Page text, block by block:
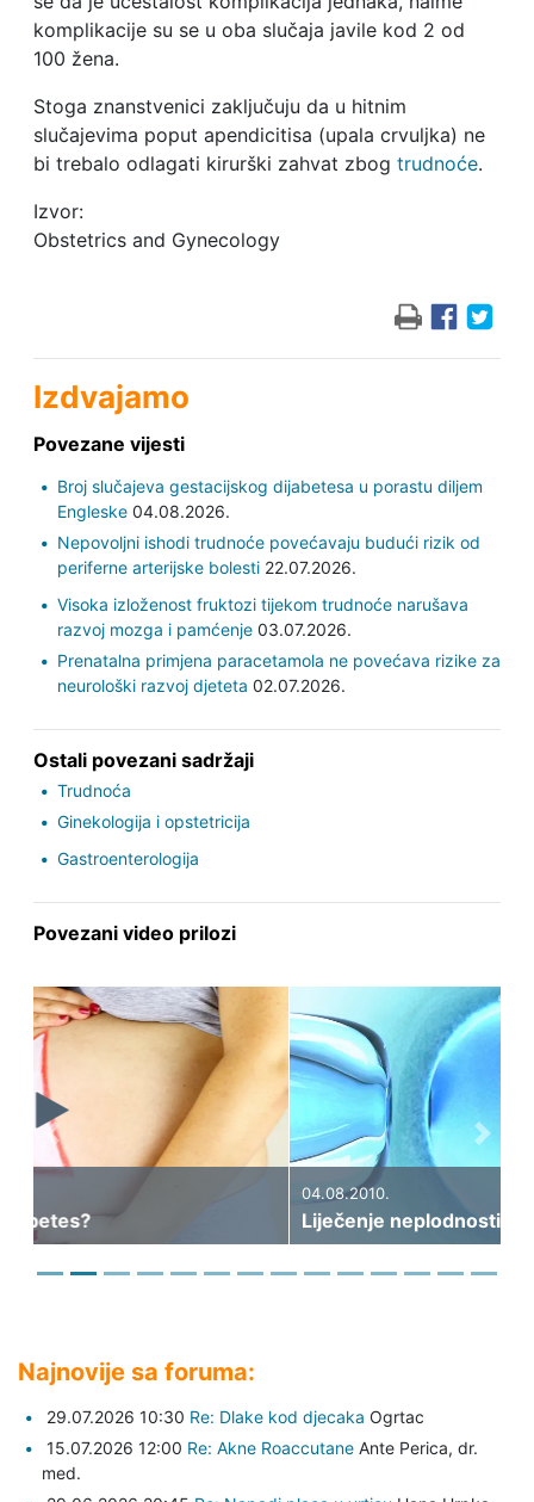
komplikacije su se u oba slučaja javile kod 2 od
100 žena.
Stoga znanstvenici zaključuju da u hitnim
slučajevima poput apendicitisa (upala crvuljka) ne
bi trebalo odlagati kirurški zahvat zbog trudnoće.
Izvor:
Obstetrics and Gynecology
Izdvajamo
Povezane vijesti
Broj slučajeva gestacijskog dijabetesa u porastu diljem
Engleske04.08.2026.
Nepovoljni ishodi trudnoće povećavaju budući rizik od
periferne arterijske bolesti22.07.2026.
Visoka izloženost fruktozi tijekom trudnoće narušava
razvoj mozga i pamćenje03.07.2026.
Prenatalna primjena paracetamola ne povećava rizike za
neurološki razvoj djeteta 02.07.2026.
Ostali povezani sadržaji
Trudnoća
Ginekologija i opstetricija
Gastroenterologija
Povezani video prilozi
Liječenje neplodnosti - II dio
Previous Next
Najnovije sa foruma:
29.07.2026 10:30 Re: Dlake kod djecaka Ogrtac
15.07.2026 12:00 Re: Akne Roaccutane Ante Perica, dr.
med.